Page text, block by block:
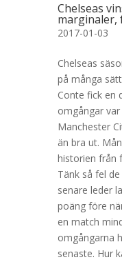
Chelseas
marginaler,
2017-01-03
Chelseas
på många
Conte fick en
omgångar
Manchester
än bra ut.
historien från
Tänk så fel
senare leder
poäng före
en match
omgångarna
senaste. Hur